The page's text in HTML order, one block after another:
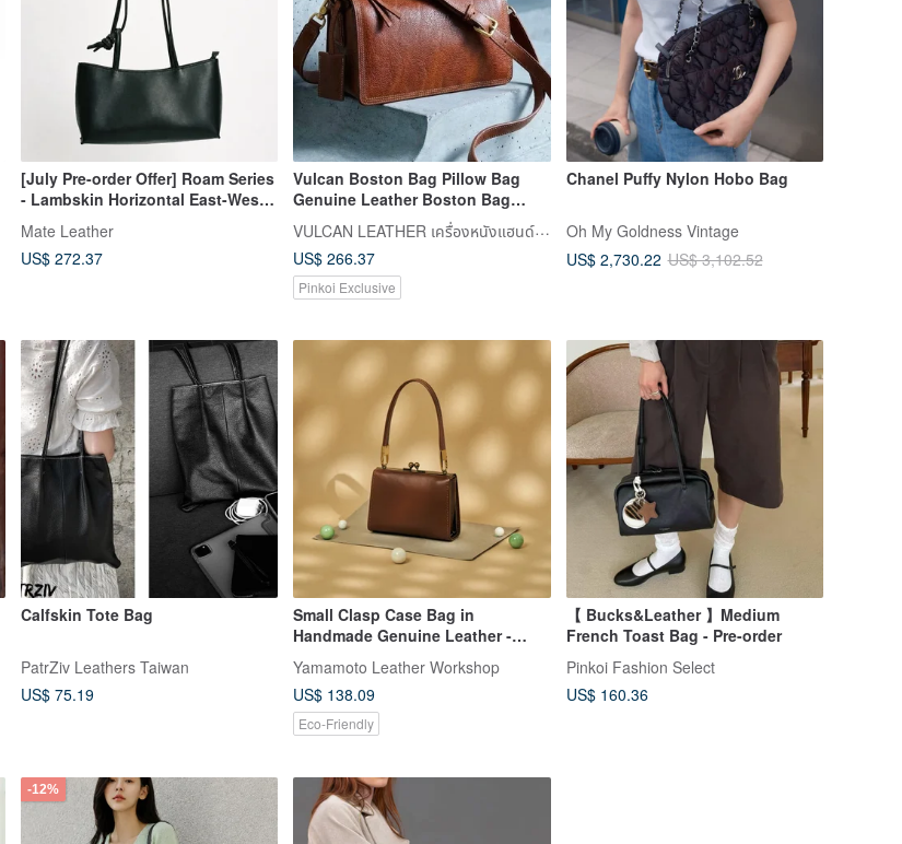
[July Pre-order Offer] Roam Series
- Lambskin Horizontal East-West
Tote Bag Shoulder Bag Commuter
Bag
Mate Leather
US$ 272.37
Vulcan Boston Bag Pillow Bag
Genuine Leather Boston Bag
European Naturally Tumbled
Vegetable-Tanned Leather
VULCAN LEATHER เครื่องหนังแฮนด์เมดระดับพรีเมียม
US$ 266.37
Pinkoi Exclusive
Chanel Puffy Nylon Hobo Bag
Oh My Goldness Vintage
US$ 2,730.22 US$ 3,102.52
Calfskin Tote Bag
PatrZiv Leathers Taiwan
US$ 75.19
Small Clasp Case Bag in
Handmade Genuine Leather -
Yamamoto Leather Workshop
US$ 138.09
Eco-Friendly
【 Bucks&Leather 】Medium
French Toast Bag - Pre-order
Pinkoi Fashion Select
US$ 160.36
-12%